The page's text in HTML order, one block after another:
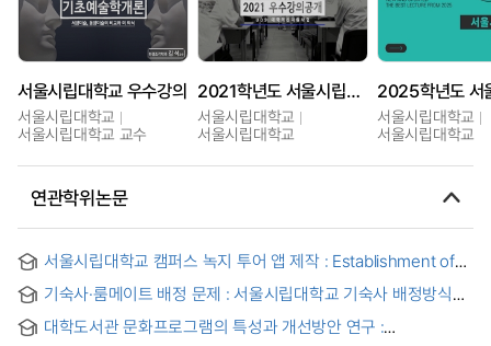
서울시립대학교 우수강의
서울시립대학교
서울시립대학교 교수
2021학년도 서울시립대학교 우수강의
서울시립대학교
서울시립대학교
서울시립대학교
서울시립대학교
연관학위논문
서울시립대학교 캠퍼스 녹지 투어 앱 제작 : Establishment of
Seoul
기숙사·룸메이트 배정 문제 : 서울시립대학교 기숙사 배정방식을
Roommates
대학도서관 문화프로그램의 특성과 개선방안 연구 :